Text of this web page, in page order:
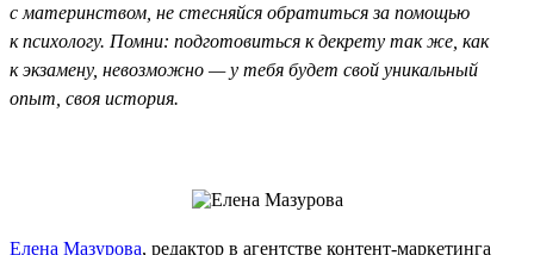
с материнством, не стесняйся обратиться за помощью
к психологу. Помни: подготовиться к декрету так же, как
к экзамену, невозможно — у тебя будет свой уникальный
опыт, своя история.
Елена Мазурова, редактор в агентстве контент-маркетинга